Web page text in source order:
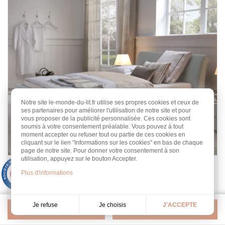
Pertinence Filtrer
Hasena
Notre site le-monde-du-lit.fr utilise ses propres cookies et ceux de
ses partenaires pour améliorer l'utilisation de notre site et pour
vous proposer de la publicité personnalisée. Ces cookies sont
soumis à votre consentement préalable. Vous pouvez à tout
moment accepter ou refuser tout ou partie de ces cookies en
cliquant sur le lien "Informations sur les cookies" en bas de chaque
page de notre site. Pour donner votre consentement à son
utilisation, appuyez sur le bouton Accepter.
Plus d'informations
Je refuse Je choisis J'ACCEPTE
/10